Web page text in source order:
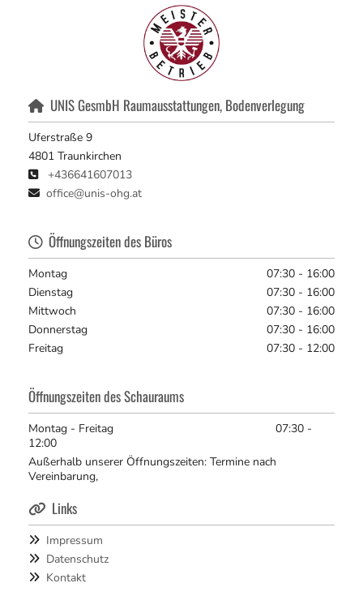
 UNIS GesmbH Raumausstattungen, Bodenverlegung
Uferstraße 9
4801 Traunkirchen
 +436641607013
 office@unis-ohg.at
Öffnungszeiten des Büros
Montag
07:30 - 16:00
Dienstag
07:30 - 16:00
Mittwoch
07:30 - 16:00
Donnerstag
07:30 - 16:00
Freitag
07:30 - 12:00
Öffnungszeiten des Schauraums
Montag - Freitag 07:30 -
12:00
Außerhalb unserer Öffnungszeiten: Termine nach
Vereinbarung,
 Links
 Impressum
 Datenschutz
 Kontakt